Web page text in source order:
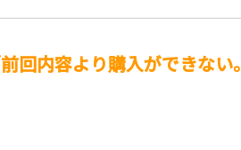
回内容より購入ができない。